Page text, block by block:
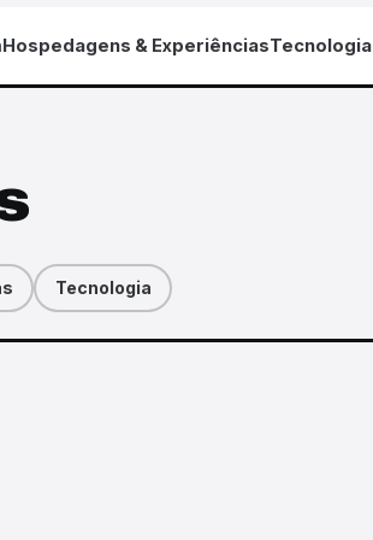
Hospedagens & ExperiênciasTecnologia
Tecnologia